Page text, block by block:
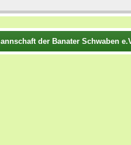
der Banater Schwaben